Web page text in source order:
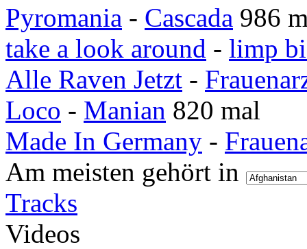
Pyromania - Cascada 986
take a look around - limp
Alle Raven Jetzt -
Loco - Manian 820 mal
Made In Germany -
Am meisten gehört in
Tracks
Videos